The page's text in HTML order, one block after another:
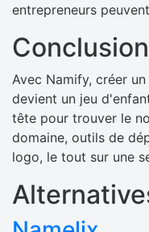
entrepreneurs
Conclusion
Avec Namify, créer
devient un jeu
tête pour trouver le
domaine, outils de
logo, le tout sur une